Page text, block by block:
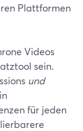
Plattformen
Videos
sein.
und
für jeden